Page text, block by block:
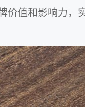
值和影响力，